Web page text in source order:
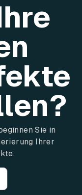
Sie in
Ihrer